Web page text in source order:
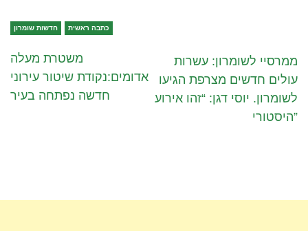
חדשות שומרון כתבה ראשית
משטרת מעלה
אדומים:נקודת שיטור עירוני
חדשה נפתחה בעיר
ממרסיי לשומרון: עשרות
עולים חדשים מצרפת הגיעו
לשומרון. יוסי דגן: “זהו אירוע
היסטורי”